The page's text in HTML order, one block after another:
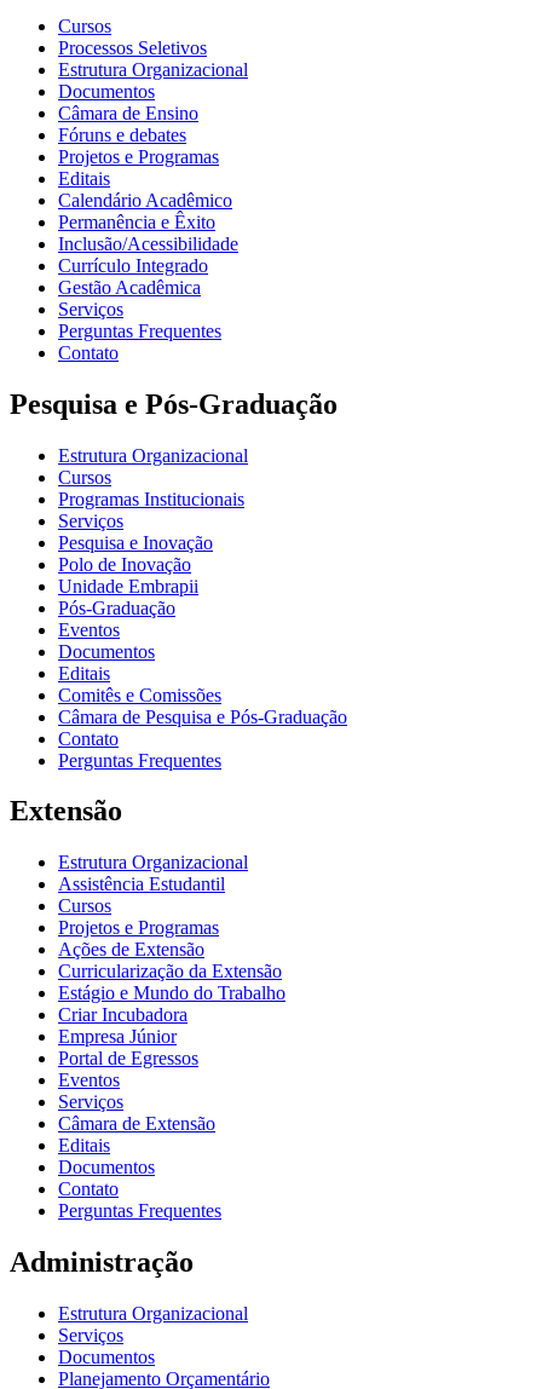
Cursos
Processos Seletivos
Estrutura Organizacional
Documentos
Câmara de Ensino
Fóruns e debates
Projetos e Programas
Editais
Calendário Acadêmico
Permanência e Êxito
Inclusão/Acessibilidade
Currículo Integrado
Gestão Acadêmica
Serviços
Perguntas Frequentes
Contato
Pesquisa e Pós-Graduação
Estrutura Organizacional
Cursos
Programas Institucionais
Serviços
Pesquisa e Inovação
Polo de Inovação
Unidade Embrapii
Pós-Graduação
Eventos
Documentos
Editais
Comitês e Comissões
Câmara de Pesquisa e Pós-Graduação
Contato
Perguntas Frequentes
Extensão
Estrutura Organizacional
Assistência Estudantil
Cursos
Projetos e Programas
Ações de Extensão
Curricularização da Extensão
Estágio e Mundo do Trabalho
Criar Incubadora
Empresa Júnior
Portal de Egressos
Eventos
Serviços
Câmara de Extensão
Editais
Documentos
Contato
Perguntas Frequentes
Administração
Estrutura Organizacional
Serviços
Documentos
Planejamento Orçamentário